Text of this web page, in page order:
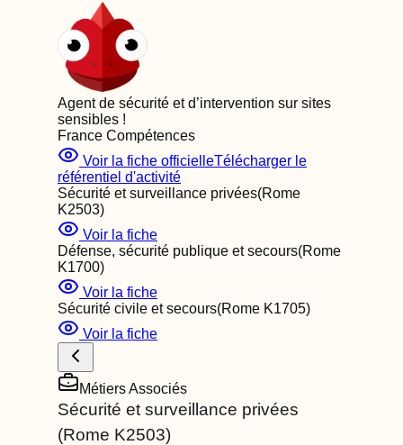
Agent de sécurité et d’intervention sur sites
sensibles !
France Compétences
Voir la fiche officielleTélécharger le
référentiel d'activité
Sécurité et surveillance privées(Rome
K2503)
Voir la fiche
Défense, sécurité publique et secours(Rome
K1700)
Voir la fiche
Sécurité civile et secours(Rome K1705)
Voir la fiche
Métiers Associés
Sécurité et surveillance privées
(Rome K2503)